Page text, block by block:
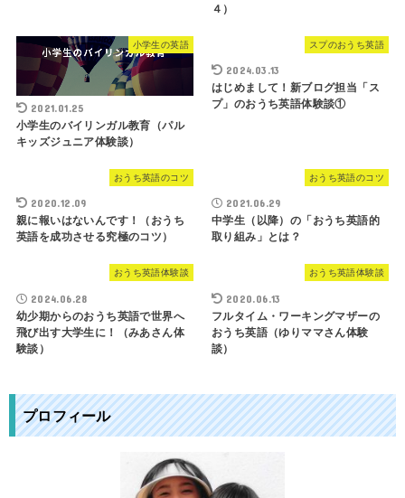
４）
小学生の英語
2021.01.25
小学生のバイリンガル教育（パル
キッズジュニア体験談）
スプのおうち英語
2024.03.13
はじめまして！新ブログ担当「ス
プ」のおうち英語体験談①
おうち英語のコツ
2020.12.09
親に報いはないんです！（おうち
英語を成功させる究極のコツ）
おうち英語のコツ
2021.06.29
中学生（以降）の「おうち英語的
取り組み」とは？
おうち英語体験談
2024.06.28
幼少期からのおうち英語で世界へ
飛び出す大学生に！（みあさん体
験談）
おうち英語体験談
2020.06.13
フルタイム・ワーキングマザーの
おうち英語（ゆりママさん体験
談）
プロフィール